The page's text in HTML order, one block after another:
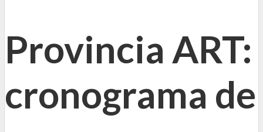
Provincia ART:
cronograma de